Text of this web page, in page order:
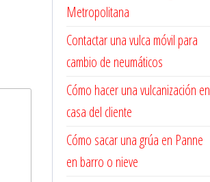
Metropolitana
Contactar una vulca móvil para
cambio de neumáticos
Cómo hacer una vulcanización en
casa del cliente
Cómo sacar una grúa en Panne
en barro o nieve